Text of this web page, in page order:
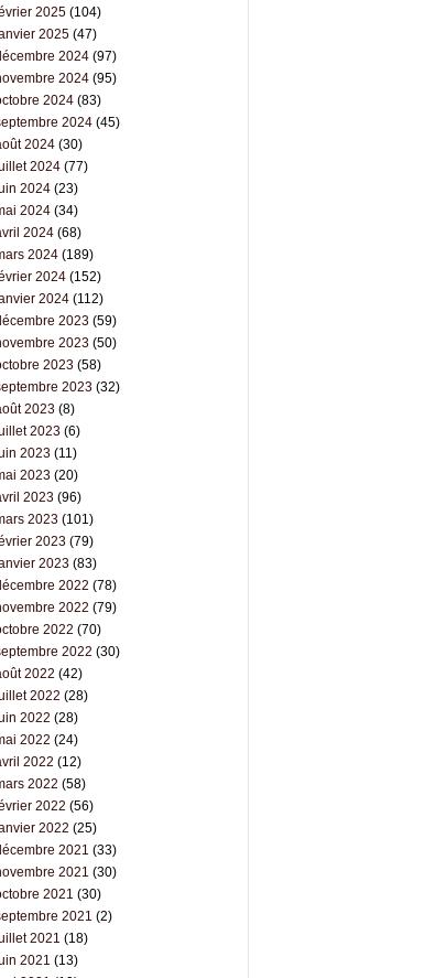
2025(104)
2025(47)
2024(97)
2024(95)
2024(83)
2024(45)
2024(30)
2024(77)
2024(23)
2024(34)
2024(68)
2024(189)
2024(152)
2024(112)
2023(59)
2023(50)
2023(58)
2023(32)
2023(8)
2023(6)
2023(11)
2023(20)
2023(96)
2023(101)
2023(79)
2023(83)
2022 (78)
2022 (79)
2022 (70)
2022 (30)
2022 (42)
2022 (28)
2022 (28)
2022 (24)
2022 (12)
2022 (58)
2022 (56)
2022 (25)
2021 (33)
2021 (30)
2021 (30)
2021 (2)
2021 (18)
2021 (13)